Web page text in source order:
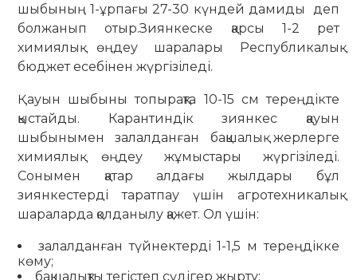
шыбының 1-ұрпағы 27-30 күндей дамиды деп
болжанып отыр.Зиянкеске қарсы 1-2 рет
химиялық өңдеу шаралары Республикалық
бюджет есебінен жүргізіледі.
Қауын шыбыны топырақта 10-15 см тереңдікте
қыстайды. Карантиндік зиянкес қауын
шыбынымен залалданған бақшалық жерлерге
химиялық өңдеу жұмыстары жүргізіледі.
Сонымен қатар алдағы жылдары бұл
зиянкестерді таратпау үшін агротехникалық
шараларда қолданылу қажет. Ол үшін:
залалданған түйнектерді 1-1,5 м тереңдікке
көму;
бақшалықты тегістеп сүдігер жырту;